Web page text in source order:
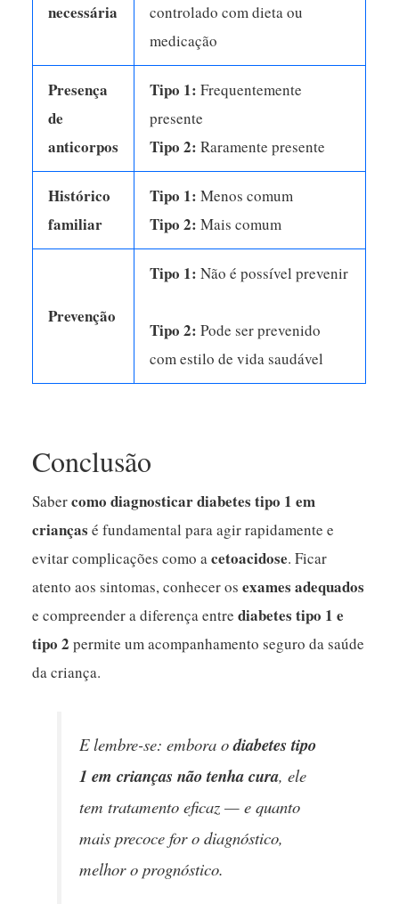
necessária
controlado com dieta ou
medicação
Presença
de
anticorpos
Tipo 1: Frequentemente
presente
Tipo 2: Raramente presente
Histórico
familiar
Tipo 1: Menos comum
Tipo 2: Mais comum
Prevenção
Tipo 1: Não é possível prevenir
Tipo 2: Pode ser prevenido
com estilo de vida saudável
Conclusão
Sabercomo diagnosticar diabetes tipo 1 em
crianças é fundamental para agir rapidamente e
evitar complicações como acetoacidose. Ficar
atento aos sintomas, conhecer osexames adequados
e compreender a diferença entrediabetes tipo 1 e
tipo 2 permite um acompanhamento seguro da saúde
da criança.
E lembre-se: embora odiabetes tipo
1 em crianças não tenha cura, ele
tem tratamento eficaz — e quanto
mais precoce for o diagnóstico,
melhor o prognóstico.